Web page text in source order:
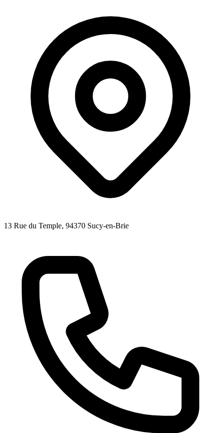
13 Rue du Temple, 94370 Sucy-en-Brie